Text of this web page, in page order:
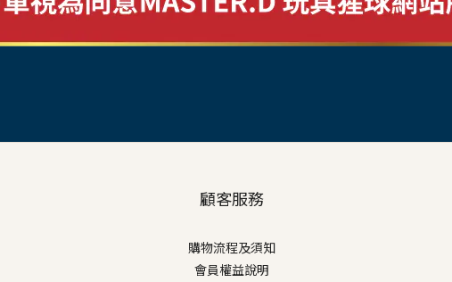
顧客服務
購物流程及須知
會員權益說明